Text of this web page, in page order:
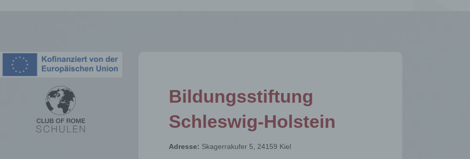
Bildungsstiftung
Schleswig-Holstein
Adresse: Skagerrakufer 5, 24159 Kiel
beziehungsweise können die bestimmten Kriterien seiner Benennung
nach dem Unionsrecht oder dem Recht der Mitgliedstaaten vorgesehen
werden.
h) Auftragsverarbeiter
Auftragsverarbeiter ist eine natürliche oder juristische Person, Behörde,
Einrichtung oder andere Stelle, die personenbezogene Daten im Auftrag
des Verantwortlichen verarbeitet.